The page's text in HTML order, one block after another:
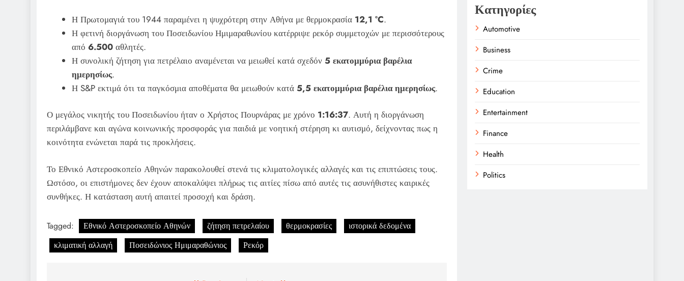
Η Πρωτομαγιά του 1944 παραμένει η ψυχρότερη στην Αθήνα με θερμοκρασία 12,1 °C.
Η φετινή διοργάνωση του Ποσειδωνίου Ημιμαραθωνίου κατέρριψε ρεκόρ συμμετοχών με περισσότερους
από 6.500αθλητές.
Η συνολική ζήτηση για πετρέλαιο αναμένεται να μειωθεί κατά σχεδόν 5 εκατομμύρια βαρέλια
ημερησίως.
Η S&P εκτιμά ότι τα παγκόσμια αποθέματα θα μειωθούν κατά 5,5 εκατομμύρια βαρέλια ημερησίως.
Ο μεγάλος νικητής του Ποσειδωνίου ήταν ο Χρήστος Πουρνάρας με χρόνο 1:16:37. Αυτή η διοργάνωση
περιλάμβανε και αγώνα κοινωνικής προσφοράς για παιδιά με νοητική στέρηση κι αυτισμό, δείχνοντας πως η
κοινότητα ενώνεται παρά τις προκλήσεις.
Το Εθνικό Αστεροσκοπείο Αθηνών παρακολουθεί στενά τις κλιματολογικές αλλαγές και τις επιπτώσεις τους.
Ωστόσο, οι επιστήμονες δεν έχουν αποκαλύψει πλήρως τις αιτίες πίσω από αυτές τις ασυνήθιστες καιρικές
συνθήκες. Η κατάσταση αυτή απαιτεί προσοχή και δράση.
Tagged: Εθνικό Αστεροσκοπείο Αθηνών ζήτηση πετρελαίου θερμοκρασίες
ιστορικά δεδομένα
κλιματική αλλαγή
Ποσειδώνιος Ημιμαραθώνιος Ρεκόρ
Κατηγορίες
Automotive
Business
Crime
Education
Entertainment
Finance
Health
Politics